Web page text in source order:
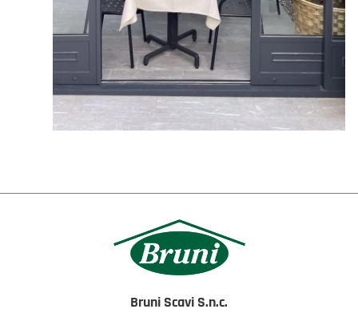
Bruni Scavi S.n.c.